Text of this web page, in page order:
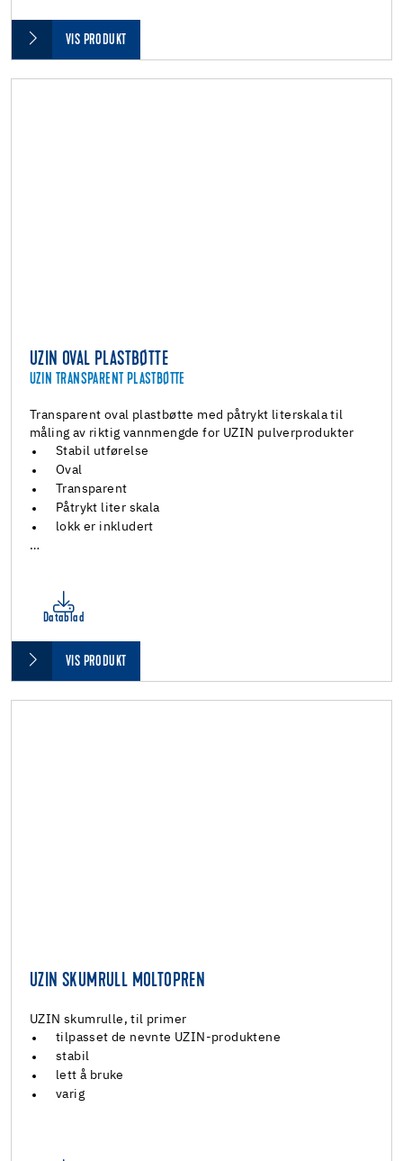
VIS PRODUKT
UZIN OVAL PLASTBØTTE
UZIN TRANSPARENT PLASTBØTTE
Transparent oval plastbøtte med påtrykt literskala til
måling av riktig vannmengde for UZIN pulverprodukter
Stabil utførelse
Oval
Transparent
Påtrykt liter skala
lokk er inkludert
…
Datablad
VIS PRODUKT
UZIN SKUMRULL MOLTOPREN
UZIN skumrulle, til primer
tilpasset de nevnte UZIN-produktene
stabil
lett å bruke
varig